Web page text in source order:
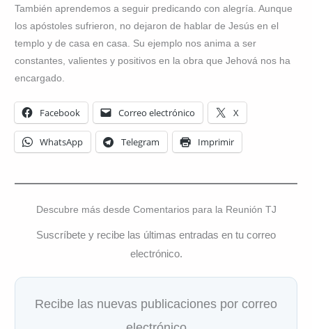
También aprendemos a seguir predicando con alegría. Aunque
los apóstoles sufrieron, no dejaron de hablar de Jesús en el
templo y de casa en casa. Su ejemplo nos anima a ser
constantes, valientes y positivos en la obra que Jehová nos ha
encargado.
Facebook Correo electrónico X
WhatsApp Telegram Imprimir
Descubre más desde Comentarios para la Reunión TJ
Suscríbete y recibe las últimas entradas en tu correo
electrónico.
Recibe las nuevas publicaciones por correo